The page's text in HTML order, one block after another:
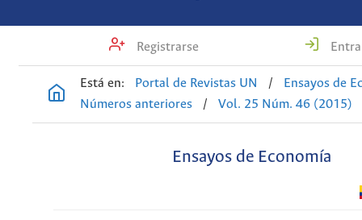
Registrarse
Está en: Portal de Revistas UN /
Ensayos de
Números anteriores
/ Vol. 25 Núm. 46 (2015)
Ensayos de Economía